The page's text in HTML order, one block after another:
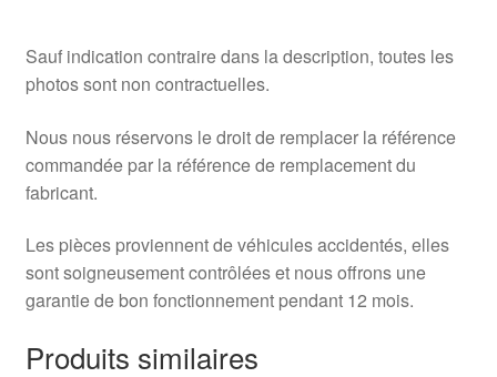
Sauf indication contraire dans la description, toutes les
photos sont non contractuelles.
Nous nous réservons le droit de remplacer la référence
commandée par la référence de remplacement du
fabricant.
Les pièces proviennent de véhicules accidentés, elles
sont soigneusement contrôlées et nous offrons une
garantie de bon fonctionnement pendant 12 mois.
Produits similaires